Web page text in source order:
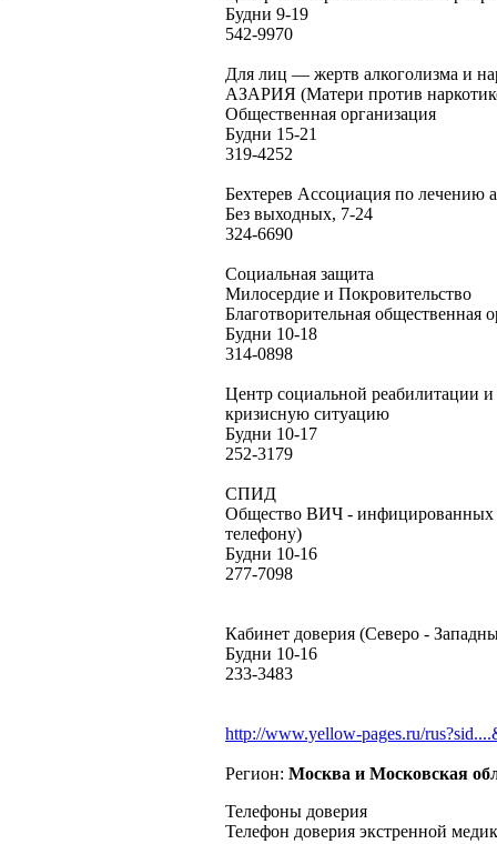
Будни 9-19
542-9970
Для лиц — жертв алкоголизма и
АЗАРИЯ (Матери против
Общественная организация
Будни 15-21
319-4252
Бехтерев Ассоциация по лечению
Без выходных, 7-24
324-6690
Социальная защита
Милосердие и Покровительство
Благотворительная общественная
Будни 10-18
314-0898
Центр социальной реабилитации
кризисную ситуацию
Будни 10-17
252-3179
СПИД
Общество ВИЧ -
телефону)
Будни 10-16
277-7098
Кабинет доверия (Северо -
Будни 10-16
233-3483
http://www.yellow-pages.ru/
Регион: Москва и Московская
Телефоны доверия
Телефон доверия экстренной